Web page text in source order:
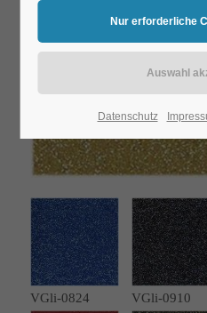
VGli-0824 VGli-0910
Datenschutz